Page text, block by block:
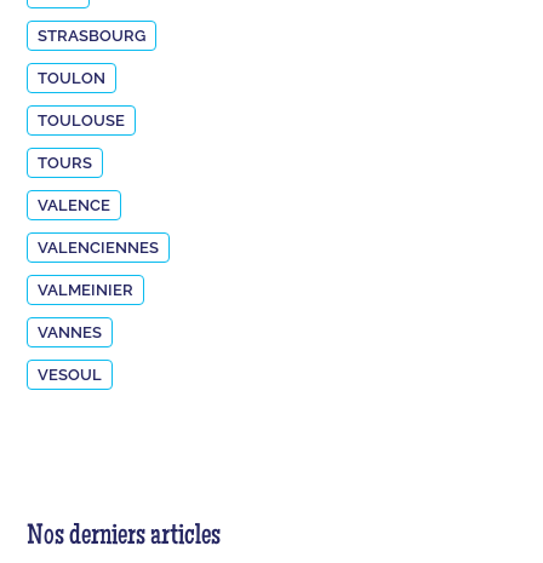
STRASBOURG
TOULON
TOULOUSE
TOURS
VALENCE
VALENCIENNES
VALMEINIER
VANNES
VESOUL
Nos derniers articles